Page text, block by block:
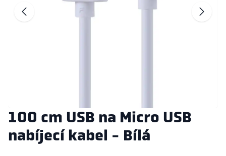
Přejít na
100 cm USB na Micro USB
nabíjecí kabel - Bílá